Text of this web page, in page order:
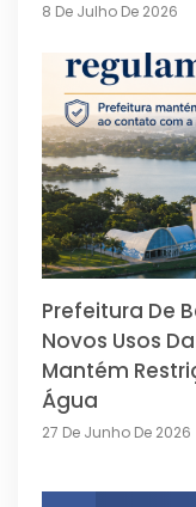
8 De Julho De 2026
Prefeitura De
Novos Usos
Mantém
Água
27 De Junho De 2026